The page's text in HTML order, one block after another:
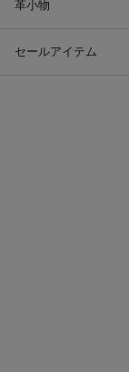
革小物
セールアイテム